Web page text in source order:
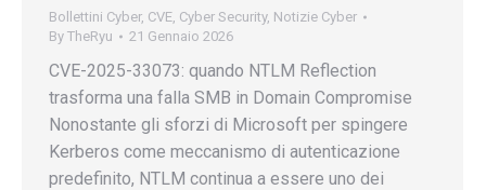
Bollettini Cyber, CVE Cyber Security, Notizie Cyber
By TheRyu 21 Gennaio 2026
CVE-2025-33073: quando NTLM Reflection
trasforma una falla SMB in Domain Compromise
Nonostante gli sforzi di Microsoft per spingere
Kerberos come meccanismo di autenticazione
predefinito, NTLM continua a essere uno dei